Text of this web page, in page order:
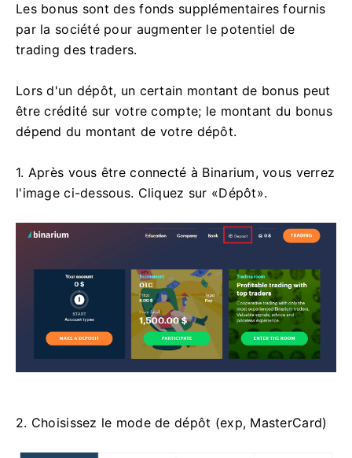
Les bonus sont des fonds supplémentaires fournis
par la société pour augmenter le potentiel de
trading des traders.
Lors d'un dépôt, un certain montant de bonus peut
être crédité sur votre compte; le montant du bonus
dépend du montant de votre dépôt.
1. Après vous être connecté à Binarium, vous verrez
l'image ci-dessous. Cliquez sur «Dépôt».
2. Choisissez le mode de dépôt (exp, MasterCard)